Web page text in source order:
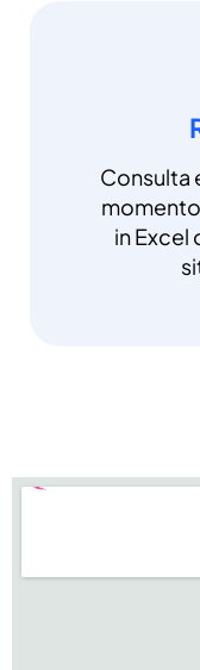
Consulta
in Excel